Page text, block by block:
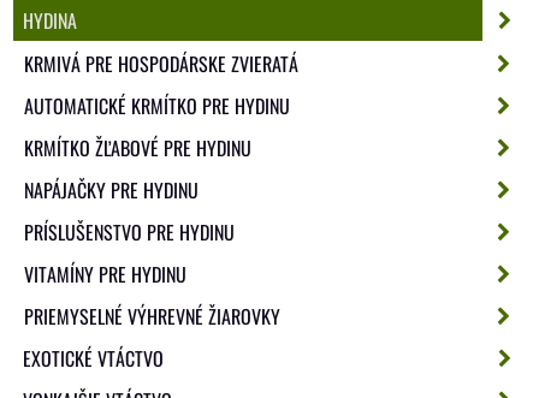
HYDINA
KRMIVÁ PRE HOSPODÁRSKE ZVIERATÁ
AUTOMATICKÉ KRMÍTKO PRE HYDINU
KRMÍTKO ŽĽABOVÉ PRE HYDINU
NAPÁJAČKY PRE HYDINU
PRÍSLUŠENSTVO PRE HYDINU
VITAMÍNY PRE HYDINU
PRIEMYSELNÉ VÝHREVNÉ ŽIAROVKY
EXOTICKÉ VTÁCTVO